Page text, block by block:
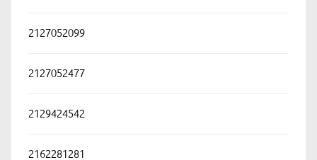
2127052099
2127052477
2129424542
2162281281